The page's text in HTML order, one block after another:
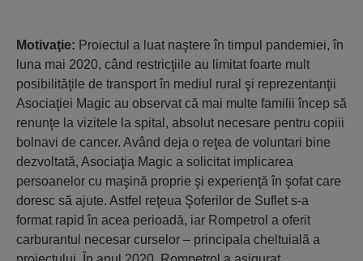
Motivaţie: Proiectul a luat naştere în timpul pandemiei, în
luna mai 2020, când restricţiile au limitat foarte mult
posibilităţile de transport în mediul rural şi reprezentanţii
Asociaţiei Magic au observat că mai multe familii încep să
renunţe la vizitele la spital, absolut necesare pentru copiii
bolnavi de cancer. Având deja o reţea de voluntari bine
dezvoltată, Asociaţia Magic a solicitat implicarea
persoanelor cu maşină proprie şi experienţă în şofat care
doresc să ajute. Astfel reţeua Şoferilor de Suflet s-a
format rapid în acea perioadă, iar Rompetrol a oferit
carburantul necesar curselor – principala cheltuială a